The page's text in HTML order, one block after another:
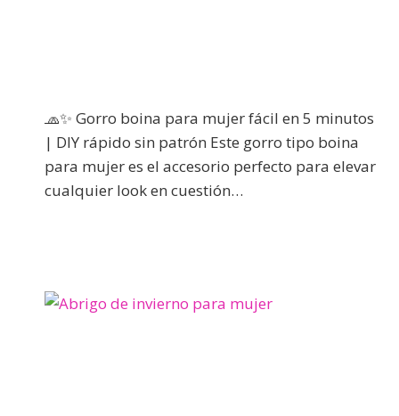
🧢✨ Gorro boina para mujer fácil en 5 minutos
| DIY rápido sin patrón Este gorro tipo boina
para mujer es el accesorio perfecto para elevar
cualquier look en cuestión…